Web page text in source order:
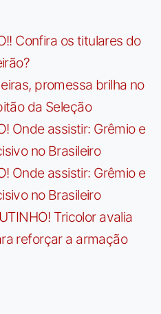
Confira os titulares do
promessa brilha no
da Seleção
Onde assistir: Grêmio e
no Brasileiro
Onde assistir: Grêmio e
no Brasileiro
Tricolor avalia
reforçar a armação